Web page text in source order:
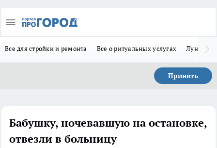
Все для стройки и ремонта Все о ритуальных услугах Лунно-
Принять
Бабушку, ночевавшую на остановке,
отвезли в больницу